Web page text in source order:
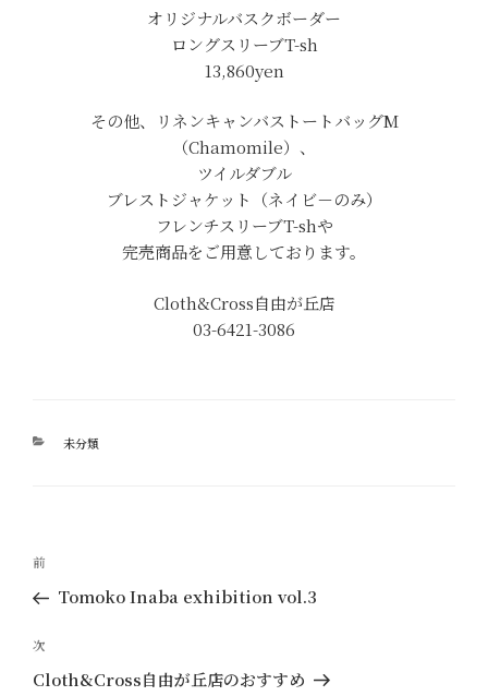
オリジナルバスクボーダー
ロングスリーブT-sh
13,860yen
その他、リネンキャンバストートバッグM
（Chamomile）、
ツイルダブル
ブレストジャケット（ネイビ－のみ）
フレンチスリーブT-shや
完売商品をご用意しております。
Cloth&Cross自由が丘店
03-6421-3086
カ
未分類
投
ナ
ビ
ゲ
過
去
投
稿
前
Tomoko Inaba exhibition vol.3
次
の
次
Cloth&Cross自由が丘店のおすすめ